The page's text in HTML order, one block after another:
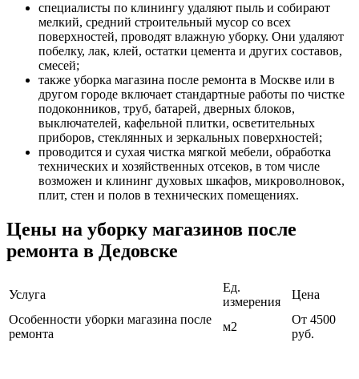
специалисты по клинингу удаляют пыль и собирают
мелкий, средний строительный мусор со всех
поверхностей, проводят влажную уборку. Они удаляют
побелку, лак, клей, остатки цемента и других составов,
смесей;
также уборка магазина после ремонта в Москве или в
другом городе включает стандартные работы по чистке
подоконников, труб, батарей, дверных блоков,
выключателей, кафельной плитки, осветительных
приборов, стеклянных и зеркальных поверхностей;
проводится и сухая чистка мягкой мебели, обработка
технических и хозяйственных отсеков, в том числе
возможен и клининг духовых шкафов, микроволновок,
плит, стен и полов в технических помещениях.
Цены на уборку магазинов после
ремонта в Дедовске
Услуга
Ед.
измерения
Цена
Особенности уборки магазина после
ремонта
м2
От 4500
руб.